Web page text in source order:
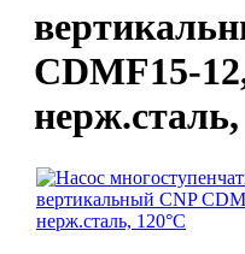
CDMF15-
нерж.сталь,